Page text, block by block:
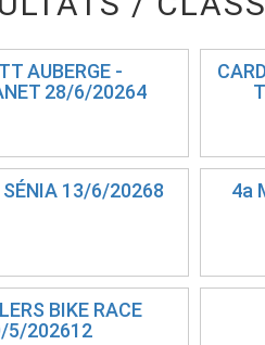
AUBERGE -
28/6/20264
SÉNIA 13/6/20268
4a
BIKE RACE
5/202612